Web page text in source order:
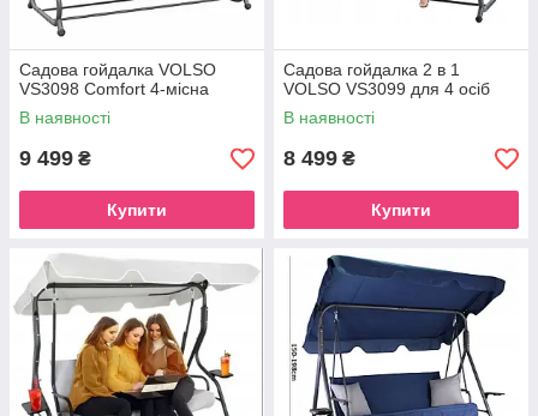
Садова гойдалка VOLSO
VS3098 Comfort 4-місна
В наявності
9 499 ₴
Купити
Садова гойдалка 2 в 1
VOLSO VS3099 для 4 осіб
В наявності
8 499 ₴
Купити